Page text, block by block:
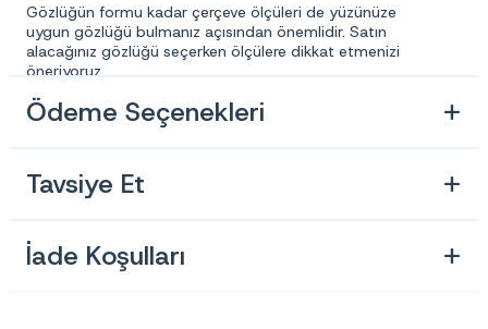
Gözlüğün formu kadar çerçeve ölçüleri de yüzünüze
uygun gözlüğü bulmanız açısından önemlidir. Satın
alacağınız gözlüğü seçerken ölçülere dikkat etmenizi
öneriyoruz.
Ebatlar:
Ön Çerçeve Genişliği : 47mm
Ürün Kodu : 307AC
Ödeme Seçenekleri
Tavsiye Et
İade Koşulları